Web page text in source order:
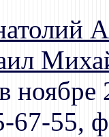
ноябре
67-55,